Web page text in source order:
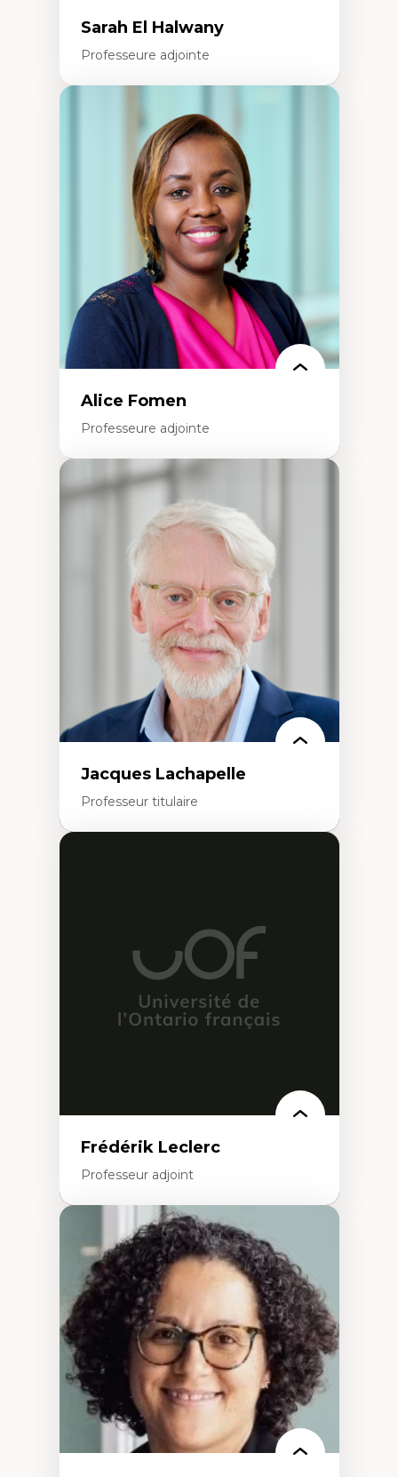
Sarah El Halwany
Professeure adjointe
Les apports pédagogiques des théories de
l'affect, du posthumanisme, du féminisme
dans l'éducation aux sciences
L'apprentissage des sciences/STIM dans une
perspective socioécologique de care
L’insertion professionnelle des
enseignant.e.s
Alice Fomen
Professeure adjointe
Expertises
Acceptabilité, acceptation et adoption des
technologies
Technologies d'apprentissage innovantes
Insertion professionnelle du nouveau
personnel enseignant
Construction identitaire en milieu
minoritaire francophone
Technologies éducatives pour la formation
continue
Jacques Lachapelle
Professeur titulaire
l'environnement bâti
Conception de projet en milieu existant
Analyse critique en architecture et
enseignement du design architectural et
Frédérik Leclerc
Professeur adjoint
Expertises
Théories et pratiques de l’urbanisme
Urbanisme durable
Histoire de l’urbanisme
Théories sur la
territorialité/territorialisation